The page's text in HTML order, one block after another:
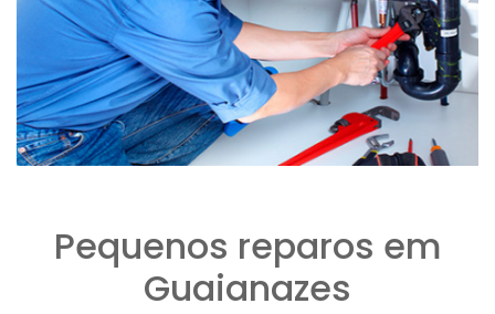
Pequenos reparos em
Guaianazes